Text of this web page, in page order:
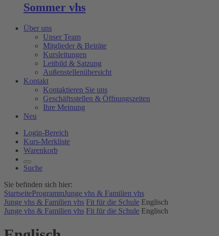
Sommer vhs
Über uns
Unser Team
Mitglieder & Beiräte
Kursleitungen
Leitbild & Satzung
Außenstellenübersicht
Kontakt
Kontaktieren Sie uns
Geschäftsstellen & Öffnungszeiten
Ihre Meinung
Neu
Login-Bereich
Kurs-Merkliste
Warenkorb
Suche
Sie befinden sich hier:
StartseiteProgrammJunge vhs & Familien vhs
Junge vhs & Familien vhs Fit für die Schule Englisch
Junge vhs & Familien vhs Fit für die Schule Englisch